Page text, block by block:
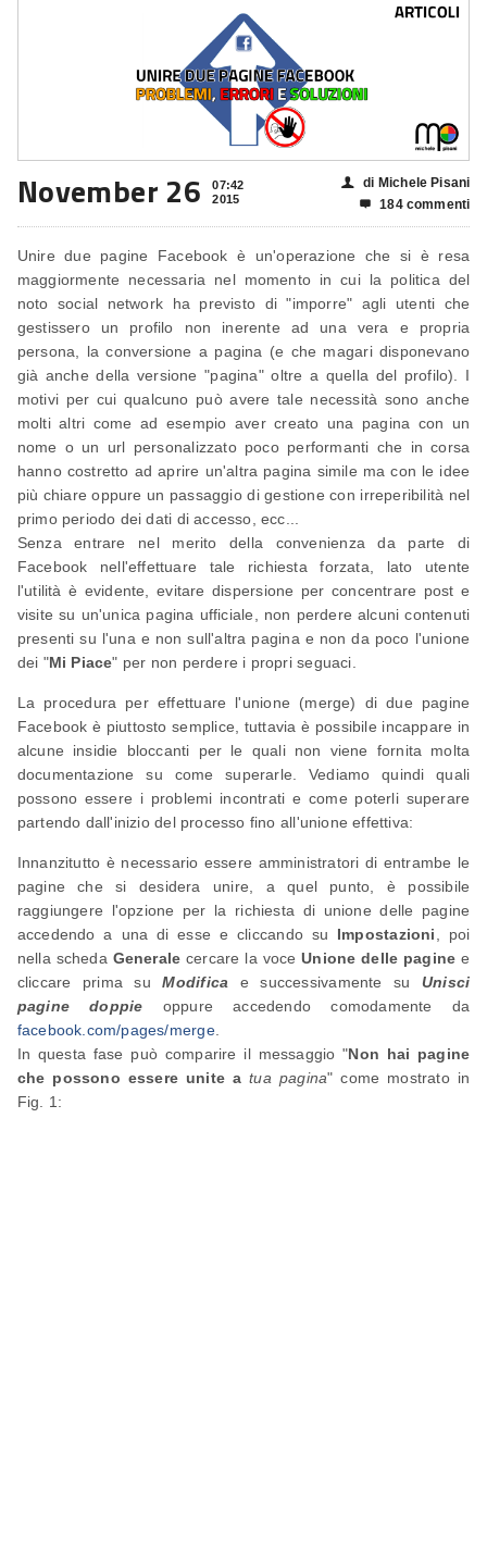
November 26
07:42
2015
👤 di Michele Pisani
 184 commenti
Unire due pagine Facebook è un'operazione che si è resa
maggiormente necessaria nel momento in cui la politica del
noto social network ha previsto di "imporre" agli utenti che
gestissero un profilo non inerente ad una vera e propria
persona, la conversione a pagina (e che magari disponevano
già anche della versione "pagina" oltre a quella del profilo). I
motivi per cui qualcuno può avere tale necessità sono anche
molti altri come ad esempio aver creato una pagina con un
nome o un url personalizzato poco performanti che in corsa
hanno costretto ad aprire un'altra pagina simile ma con le idee
più chiare oppure un passaggio di gestione con irreperibilità nel
primo periodo dei dati di accesso, ecc...
Senza entrare nel merito della convenienza da parte di
Facebook nell'effettuare tale richiesta forzata, lato utente
l'utilità è evidente, evitare dispersione per concentrare post e
visite su un'unica pagina ufficiale, non perdere alcuni contenuti
presenti su l'una e non sull'altra pagina e non da poco l'unione
dei "Mi Piace" per non perdere i propri seguaci.
La procedura per effettuare l'unione (merge) di due pagine
Facebook è piuttosto semplice, tuttavia è possibile incappare in
alcune insidie bloccanti per le quali non viene fornita molta
documentazione su come superarle. Vediamo quindi quali
possono essere i problemi incontrati e come poterli superare
partendo dall'inizio del processo fino all'unione effettiva:
Innanzitutto è necessario essere amministratori di entrambe le
pagine che si desidera unire, a quel punto, è possibile
raggiungere l'opzione per la richiesta di unione delle pagine
accedendo a una di esse e cliccando su Impostazioni , poi
nella scheda Generale cercare la voceUnione delle pagine e
cliccare prima suModifica e successivamente suUnisci
pagine doppie oppure accedendo comodamente da
facebook.com/pages/merge.
In questa fase può comparire il messaggio "Non hai pagine
che possono essere unite atua pagina" come mostrato in
Fig. 1: